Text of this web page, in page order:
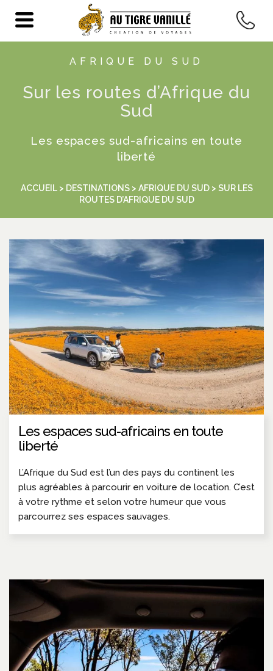
AFRIQUE DU SUD
Sur les routes d’Afrique du
Sud
Les espaces sud-africains en toute
liberté
ACCUEIL> DESTINATIONS> AFRIQUE DU SUD> SUR LES
ROUTES D’AFRIQUE DU SUD
Les espaces sud-africains en toute
liberté
L’Afrique du Sud est l’un des pays du continent les
plus agréables à parcourir en voiture de location. C’est
à votre rythme et selon votre humeur que vous
parcourrez ses espaces sauvages.